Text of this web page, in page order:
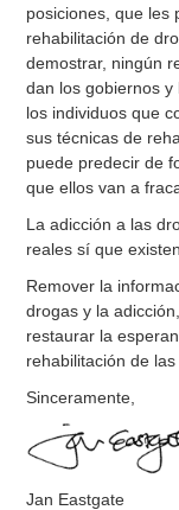
posiciones, que les
rehabilitación de
demostrar, ningún
dan los gobiernos
los individuos que
sus técnicas de
puede predecir de
que ellos van a
La adicción a las
reales sí que
Remover la
drogas y la
restaurar la
rehabilitación de
Sinceramente,
Jan Eastgate